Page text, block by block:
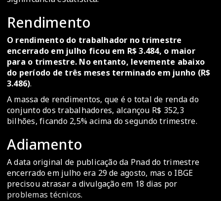
Rendimento
O rendimento do trabalhador no trimestre
encerrado em julho ficou em R$ 3.484, o maior
para o trimestre. No entanto, levemente abaixo
do período de três meses terminado em junho (R$
3.486).
A massa de rendimentos, que é o total de renda do
conjunto dos trabalhadores, alcançou R$ 352,3
bilhões, ficando 2,5% acima do segundo trimestre.
Adiamento
A data original de publicação da Pnad do trimestre
encerrado em julho era 29 de agosto, mas o IBGE
precisou atrasar a divulgação em 18 dias por
problemas técnicos.